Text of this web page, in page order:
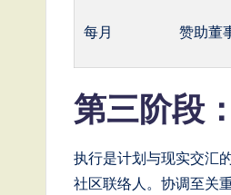
每月 赞助董
第三阶段
执行是计划与现实交汇
社区联络人。协调至关